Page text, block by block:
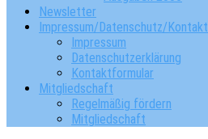
Newsletter
Impressum/Datenschutz/Kontakt
Impressum
Datenschutzerklärung
Kontaktformular
Mitgliedschaft
Regelmäßig fördern
Mitgliedschaft